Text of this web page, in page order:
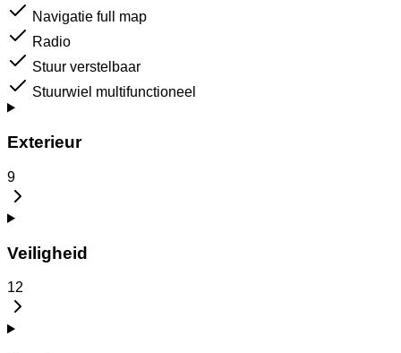
Navigatie full map
Radio
Stuur verstelbaar
Stuurwiel multifunctioneel
Exterieur
9
Veiligheid
12